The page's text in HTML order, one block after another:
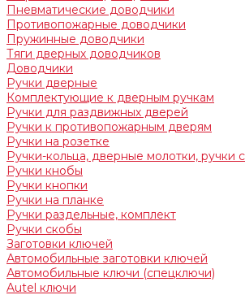
Пневматические доводчики
Противопожарные доводчики
Пружинные доводчики
Тяги дверных доводчиков
Доводчики
Ручки дверные
Комплектующие к дверным ручкам
Ручки для раздвижных дверей
Ручки к противопожарным дверям
Ручки на розетке
Ручки-кольца, дверные молотки, ручки
Ручки кнобы
Ручки кнопки
Ручки на планке
Ручки раздельные, комплект
Ручки скобы
Заготовки ключей
Автомобильные заготовки ключей
Автомобильные ключи (спецключи)
Autel ключи